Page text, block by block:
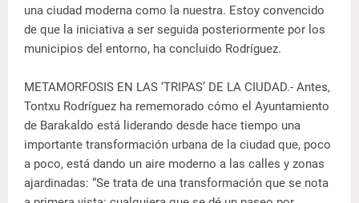
una ciudad moderna como la nuestra. Estoy convencido
de que la iniciativa a ser seguida posteriormente por los
municipios del entorno, ha concluido Rodríguez.
METAMORFOSIS EN LAS ‘TRIPAS’ DE LA CIUDAD.- Antes,
Tontxu Rodríguez ha rememorado cómo el Ayuntamiento
de Barakaldo está liderando desde hace tiempo una
importante transformación urbana de la ciudad que, poco
a poco, está dando un aire moderno a las calles y zonas
ajardinadas: “Se trata de una transformación que se nota